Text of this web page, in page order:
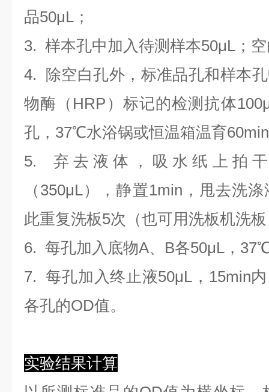
品50μL；
3. 样本孔中加 入待测样本50μL；
4.
除空白孔外，标准品孔和样本
物酶（HRP）标记的检测抗体
孔，37℃水浴锅或恒温箱温育
5. 弃去液体，吸水纸上拍
（350μL）
，静置1min，甩去洗
此重复洗板5次（也可用洗板机洗
6. 每孔加入底物A、B各50μL，
7. 每孔加入终止液50μL，15min
各孔的OD值。
实验结果计算